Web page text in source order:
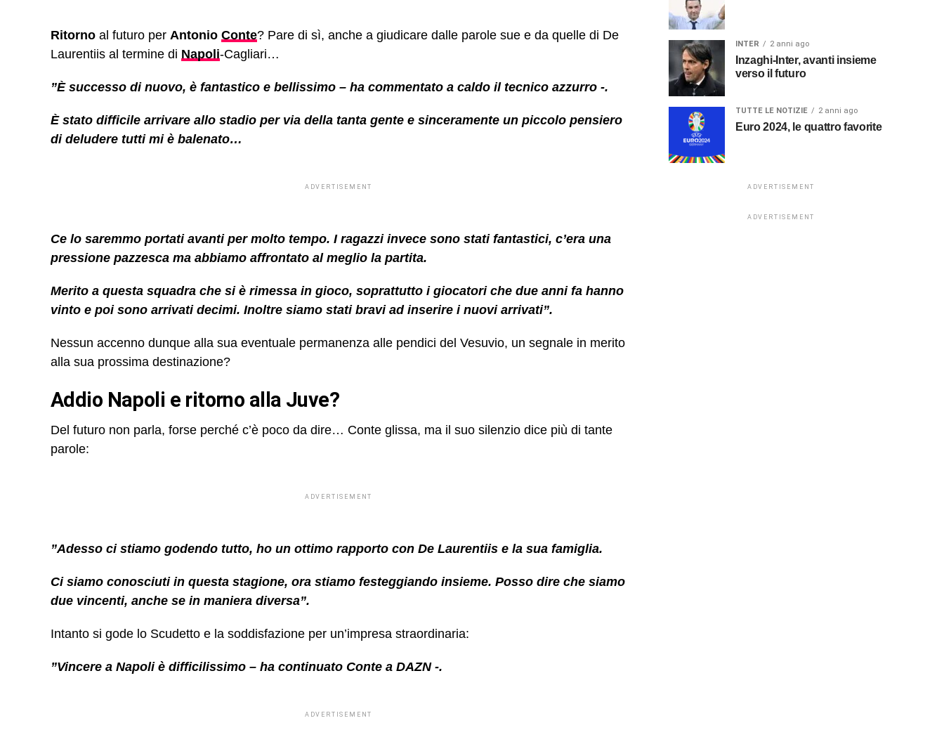
Ritorno al futuro per Antonio Conte? Pare di sì, anche a giudicare dalle parole sue e da quelle di De
Laurentiis al termine di Napoli-Cagliari…
”È successo di nuovo, è fantastico e bellissimo – ha commentato a caldo il tecnico azzurro -.
È stato difficile arrivare allo stadio per via della tanta gente e sinceramente un piccolo pensiero
di deludere tutti mi è balenato…
ADVERTISEMENT
Ce lo saremmo portati avanti per molto tempo. I ragazzi invece sono stati fantastici, c’era una
pressione pazzesca ma abbiamo affrontato al meglio la partita.
Merito a questa squadra che si è rimessa in gioco, soprattutto i giocatori che due anni fa hanno
vinto e poi sono arrivati decimi. Inoltre siamo stati bravi ad inserire i nuovi arrivati”.
Nessun accenno dunque alla sua eventuale permanenza alle pendici del Vesuvio, un segnale in merito
alla sua prossima destinazione?
Addio Napoli e ritorno alla Juve?
Del futuro non parla, forse perché c’è poco da dire… Conte glissa, ma il suo silenzio dice più di tante
parole:
ADVERTISEMENT
”Adesso ci stiamo godendo tutto, ho un ottimo rapporto con De Laurentiis e la sua famiglia.
Ci siamo conosciuti in questa stagione, ora stiamo festeggiando insieme. Posso dire che siamo
due vincenti, anche se in maniera diversa”.
Intanto si gode lo Scudetto e la soddisfazione per un’impresa straordinaria:
”Vincere a Napoli è difficilissimo – ha continuato Conte a DAZN -.
ADVERTISEMENT
INTER 2 anni ago
Inzaghi-Inter, avanti insieme
verso il futuro
TUTTE LE NOTIZIE 2 anni ago
Euro 2024, le quattro favorite
ADVERTISEMENT
ADVERTISEMENT